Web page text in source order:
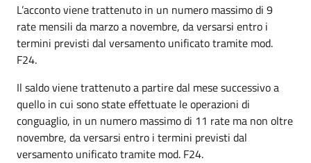
L’acconto viene trattenuto in un numero massimo di 9
rate mensili da marzo a novembre, da versarsi entro i
termini previsti dal versamento unificato tramite mod.
F24.
Il saldo viene trattenuto a partire dal mese successivo a
quello in cui sono state effettuate le operazioni di
conguaglio, in un numero massimo di 11 rate ma non oltre
novembre, da versarsi entro i termini previsti dal
versamento unificato tramite mod. F24.